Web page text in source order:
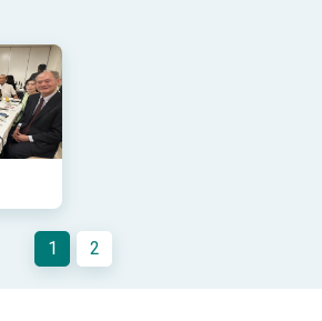
林佳龍主持第35次「參與亞太經濟合作
」跨部會會議
多數國人滿意政府外交表現，高度支持
交」與台歐美日關係深化
韌性之島，希望之光」為題發表2026新
以實力守護台海和平 以決心掌握國家
奮起的新臺灣 總統發表國慶演說
1 2